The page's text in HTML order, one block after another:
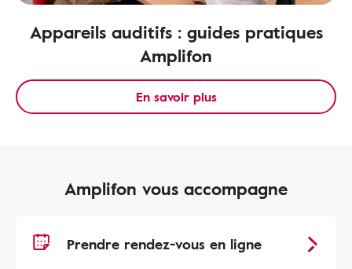
Appareils auditifs : guides pratiques
Amplifon
En savoir plus
Amplifon vous accompagne
Prendre rendez-vous en ligne